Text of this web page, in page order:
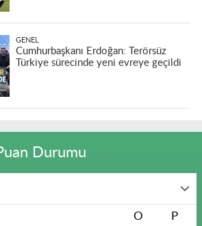
GENEL
Cumhurbaşkanı Erdoğan: Terörsüz
Türkiye sürecinde yeni evreye geçildi
Durumu
O P